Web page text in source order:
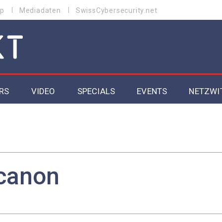
Mediadaten SwissCybersecurity.net
VIDEO SPECIALS EVENTS